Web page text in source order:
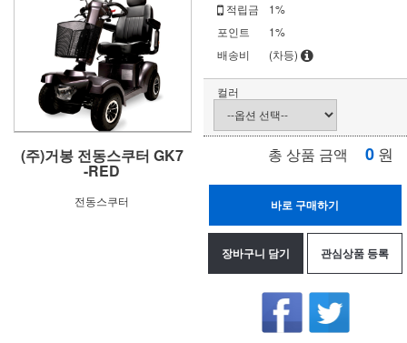
(주)거봉 전동스쿠터 GK7
-RED
전동스쿠터
적립금
1%
포인트
1%
배송비
(차등)
컬러
총 상품 금액 0 원
바로 구매하기
장바구니 담기 관심상품 등록